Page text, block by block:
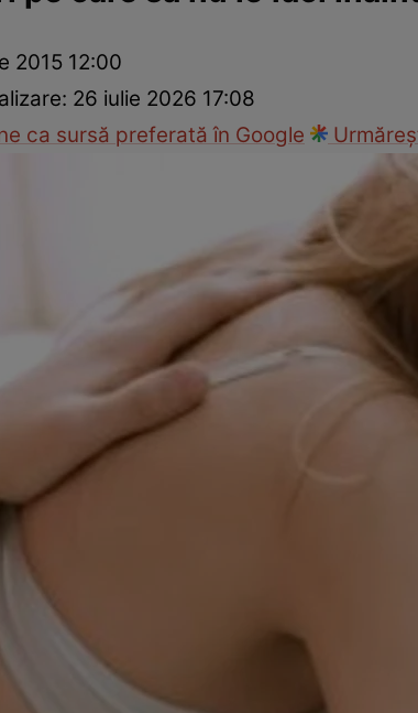
Medicii răspund
2015 12:00
26 iulie 2026 17:08
ca sursă preferată în Google